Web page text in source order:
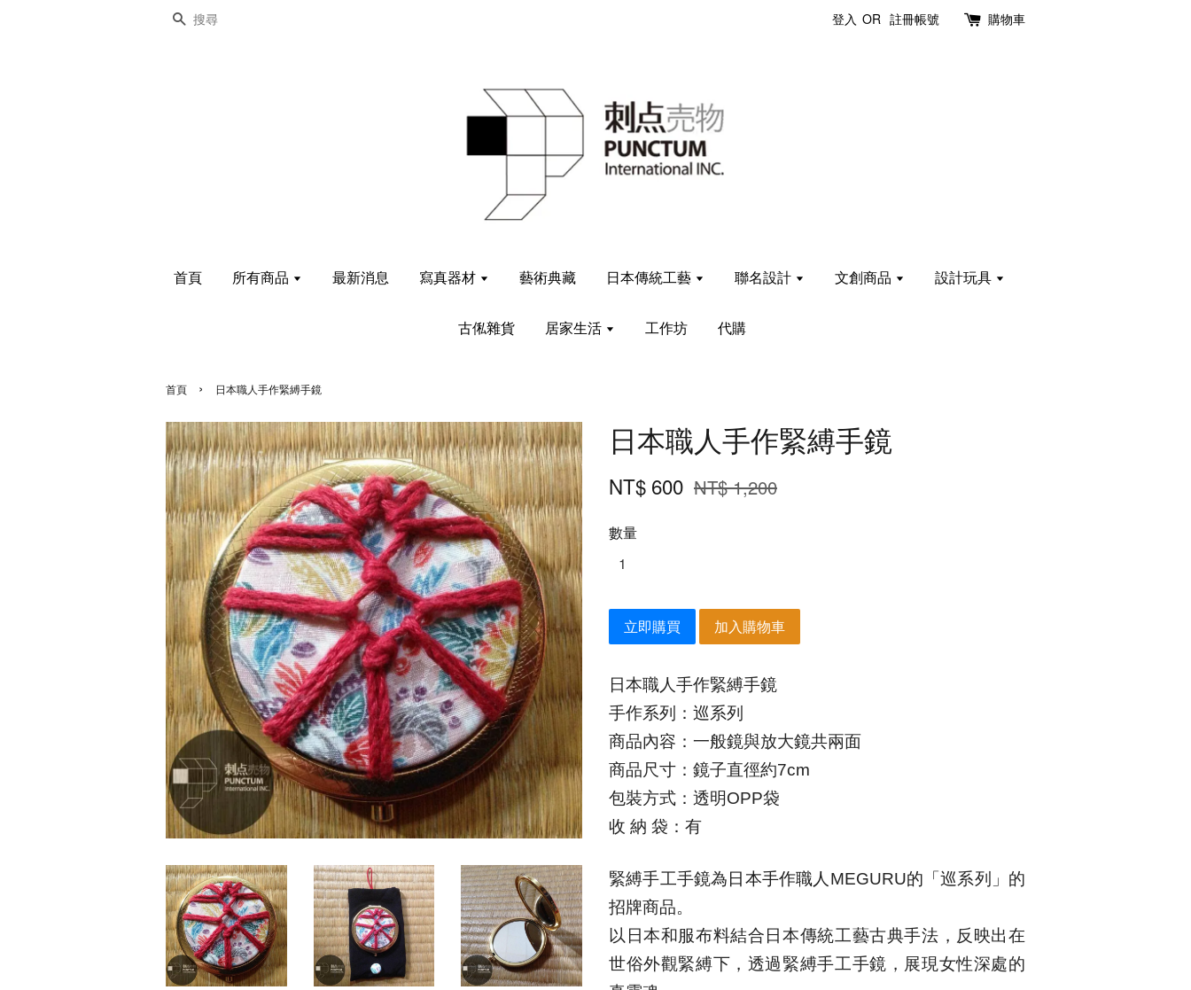
搜尋 登入 OR 註冊帳號 購物車
首頁 所有商品 最新消息 寫真器材 藝術典藏 日本傳統工藝 聯名設計 文創商品 設計玩具
古俬雜貨 居家生活 工作坊 代購
首頁 › 日本職人手作緊縛手鏡
日本職人手作緊縛手鏡
NT$ 600 NT$ 1,200
數量
立即購買 加入購物車
日本職人手作緊縛手鏡
手作系列：巡系列
商品內容：一般鏡與放大鏡共兩面
商品尺寸：鏡子直徑約7cm
包裝方式：透明OPP袋
收 納 袋：有
緊縛手工手鏡為 日本手作職人 MEGURU的「巡系列」的
招牌商品。
以日本和服布料結合日本傳統工藝古典手法，反映出在
世俗外觀緊縛下，透過緊縛手工手鏡 ，展現女性深處的